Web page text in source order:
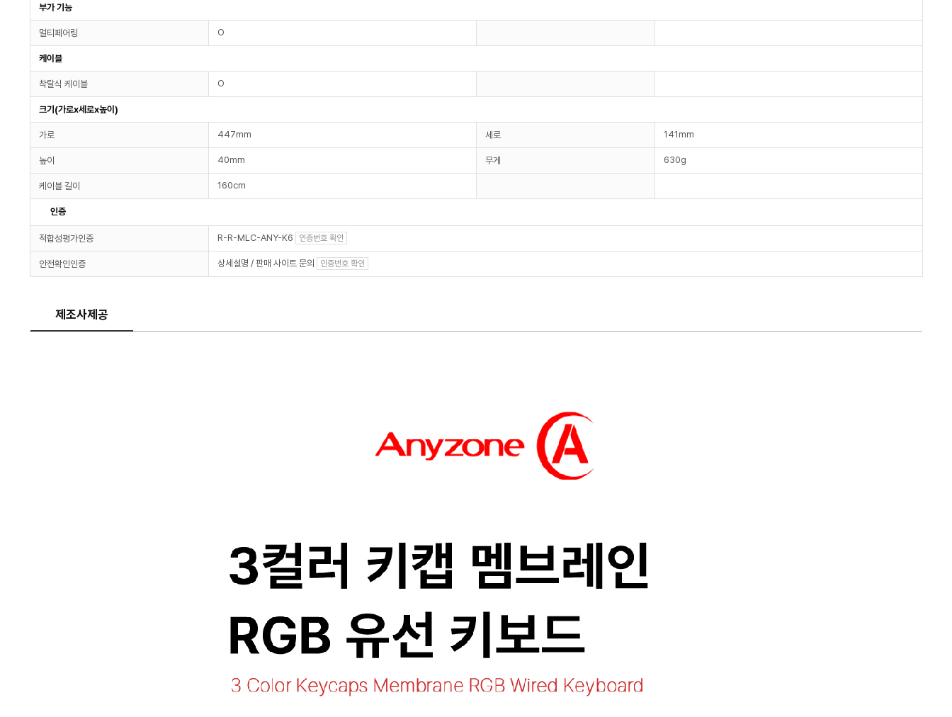
부가 기능
멀티페어링 O
케이블
착탈식 케이블 O
크기(가로x세로x높이)
가로 447mm 세로 141mm
높이 40mm 무게 630g
케이블 길이 160cm
인증
적합성평가인증 R-R-MLC-ANY-K6 인증번호 확인
안전확인인증 상세설명 / 판매 사이트 문의 인증번호 확인
제조사제공